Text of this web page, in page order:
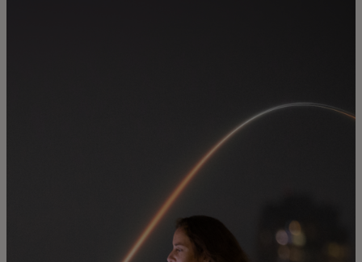
Para innovadores
Noticias y tendencias